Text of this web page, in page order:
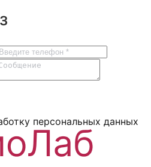
персональных данных